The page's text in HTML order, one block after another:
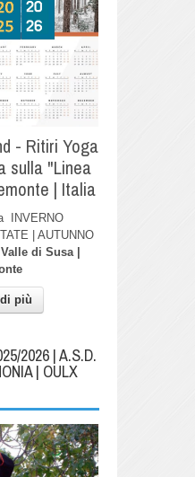
- Ritiri Yoga
sulla "Linea
| Italia
INVERNO
| AUTUNNO
di Susa |
più
| OULX